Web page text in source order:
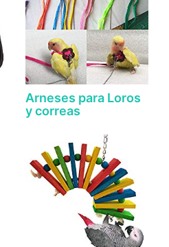
Arneses para Loros
y correas